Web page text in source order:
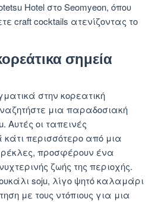
Hotel στο Seomyeon, όπου
craft cocktails ατενίζοντας το
σημεία
στην κορεατική
μια παραδοσιακή
Αυτές οι ταπεινές
περισσότερο από μια
προσφέρουν ένα
ζωής της περιοχής.
soju, λίγο ψητό καλαμάρι
με τους ντόπιους για μια